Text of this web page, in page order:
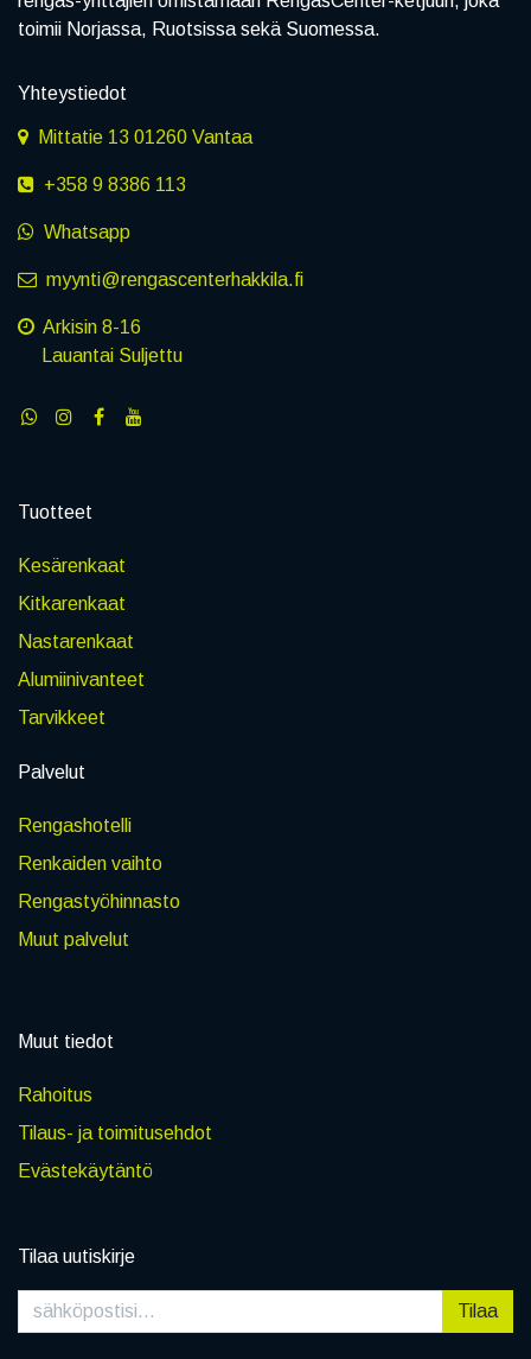
toimii Norjassa, Ruotsissa sekä Suomessa.
Yhteystiedot
Mittatie 13 01260 Vantaa
+358 9 8386 113
Whatsapp
myynti@rengascenterhakkila.fi
Arkisin 8-16
Lauantai Suljettu
Tuotteet
Kesärenkaat
Kitkarenkaat
Nastarenkaat
Alumiinivanteet
Tarvikkeet
Palvelut
Rengashotelli
Renkaiden vaihto
Rengastyöhinnasto
Muut palvelut
Muut tiedot
Rahoitus
Tilaus- ja toimitusehdot
Evästekäytäntö
Tilaa uutiskirje
Tilaa